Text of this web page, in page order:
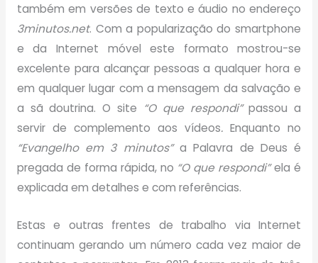
também em versões de texto e áudio no endereço
3minutos.net. Com a popularização do smartphone
e da Internet móvel este formato mostrou-se
excelente para alcançar pessoas a qualquer hora e
em qualquer lugar com a mensagem da salvação e
a sã doutrina. O site “O que respondi”passou a
servir de complemento aos vídeos. Enquanto no
“Evangelho em 3 minutos”a Palavra de Deus é
pregada de forma rápida, no “O que respondi”ela é
explicada em detalhes e com referências.
Estas e outras frentes de trabalho via Internet
continuam gerando um número cada vez maior de